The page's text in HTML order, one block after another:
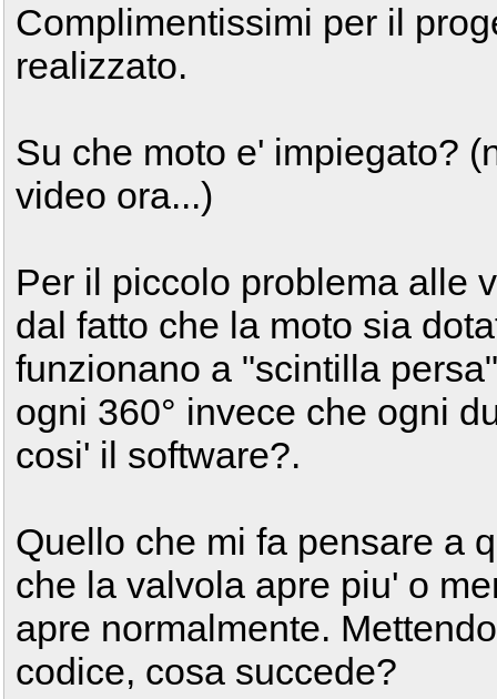
Complimentissimi per il
realizzato.
Su che moto e' impiegato?
video ora...)
Per il piccolo problema alle
dal fatto che la moto sia
funzionano a "scintilla
ogni 360° invece che ogni
cosi' il software?.
Quello che mi fa pensare a
che la valvola apre piu' o
apre normalmente.
codice, cosa succede?